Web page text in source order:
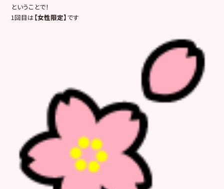
ということで！
1回目は【女性限定】です